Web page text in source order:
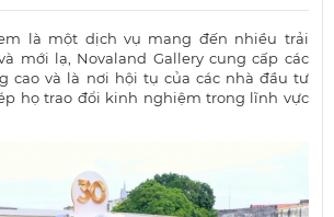
là một dịch vụ mang đến nhiều trải
mới lạ, Novaland Gallery cung cấp các
cao và là nơi hội tụ của các nhà đầu tư
họ trao đổi kinh nghiệm trong lĩnh vực